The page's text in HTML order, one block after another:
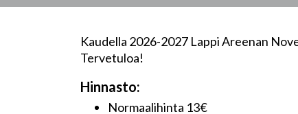
Kaudella 2026-2027 Lappi Areenan
Tervetuloa!
Hinnasto:
Normaalihinta 13€